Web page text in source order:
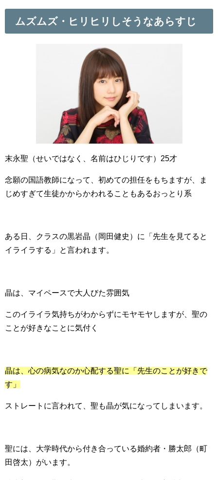
ムズムズ・ヒリヒリしそうなあらすじ
末永聖（せいではなく、名前はひじりです）25才
念願の国語教師になって、初めての担任をもちますが、ま
じめすぎて生徒かからかわれることもあるおっとり系
ある日、クラスの黒岩晶（岡田健史）に「先生を見てると
イライラする」と言われます。
晶は、マイペースで大人びた雰囲気
このイライラ気持ちがわからずにモヤモヤしますが、聖の
ことが好きなことに気付く
晶は、心の病気なのか心配する聖に「先生のことが好きで
す」
ストレートに言われて、聖も晶が気になってしまいます。
聖には、大学時代から付き合っている婚約者・勝太郎（町
田啓太）がいます。